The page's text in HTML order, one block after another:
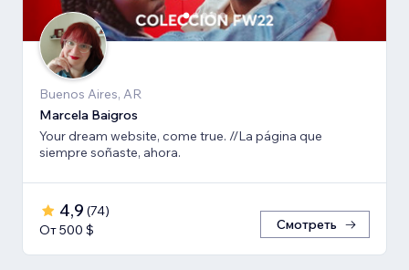
Buenos Aires, AR
Marcela Baigros
Your dream website, come true. //La página que
siempre soñaste, ahora.
4,9 (74)
От 500 $
Смотреть